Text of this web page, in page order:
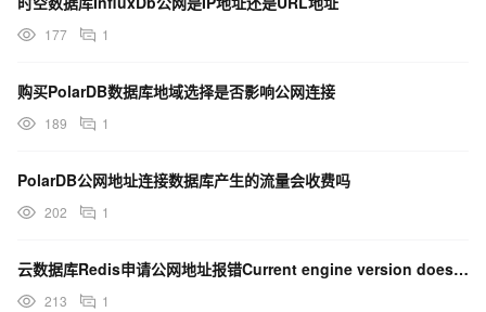
177 1
购买PolarDB数据库地域选择是否影响公网连接
189 1
PolarDB公网地址连接数据库产生的流量会收费吗
202 1
云数据库Redis申请公网地址报错Current engine version does no...
213 1